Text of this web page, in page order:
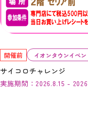
開催前 イオンタウンイベン
サイコロチャレンジ
実施期間：2026.8.15 -